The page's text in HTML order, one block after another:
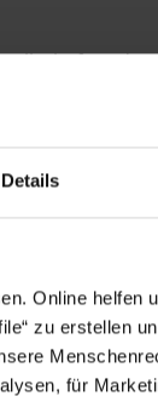
Details
Online helfen
zu erstellen
für
und
waren u.a.
und
Dr. Jessie
das zur
for the
Gift
mehrerer